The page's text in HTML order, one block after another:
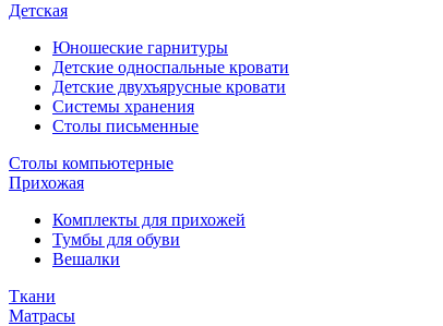
Детская
Юношеские гарнитуры
Детские односпальные кровати
Детские двухъярусные кровати
Системы хранения
Столы письменные
Столы компьютерные
Прихожая
Комплекты для прихожей
Тумбы для обуви
Вешалки
Ткани
Матрасы